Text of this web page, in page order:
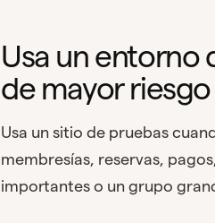
Usa un entorno
de mayor riesgo
Usa un sitio de pruebas
membresías, reservas,
importantes o un grupo